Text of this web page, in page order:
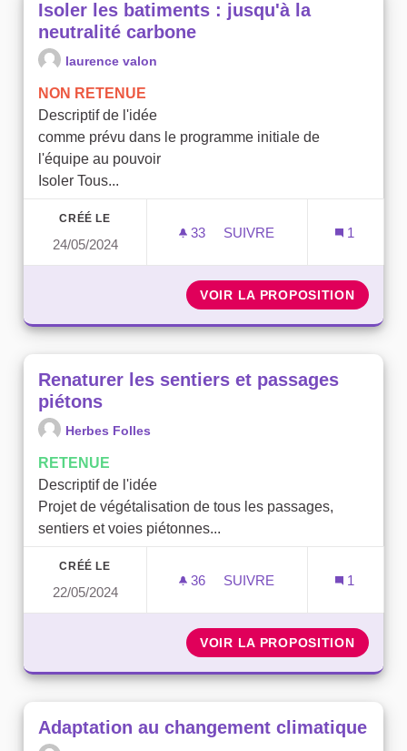
Isoler les batiments : jusqu'à la
neutralité carbone
laurence valon
NON RETENUE
Descriptif de l'idée
comme prévu dans le programme initiale de
l'équipe au pouvoir
Isoler Tous...
CRÉÉ LE
24/05/2024
33 33 ABONNÉS
SUIVRE
1
VOIR LA PROPOSITION
Renaturer les sentiers et passages
piétons
Herbes Folles
RETENUE
Descriptif de l'idée
Projet de végétalisation de tous les passages,
sentiers et voies piétonnes...
CRÉÉ LE
22/05/2024
36 36 ABONNÉS
SUIVRE
1
VOIR LA PROPOSITION
Adaptation au changement climatique